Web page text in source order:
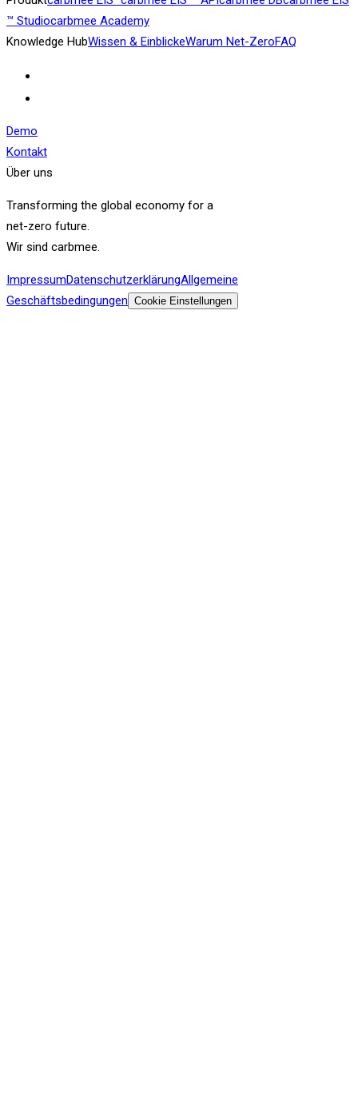
™ Studiocarbmee Academy
Knowledge HubWissen & EinblickeWarum Net-ZeroFAQ
Demo
Kontakt
Über uns
Transforming the global economy for a
net-zero future.
Wir sind carbmee.
ImpressumDatenschutzerklärungAllgemeine
Geschäftsbedingungen Cookie Einstellungen